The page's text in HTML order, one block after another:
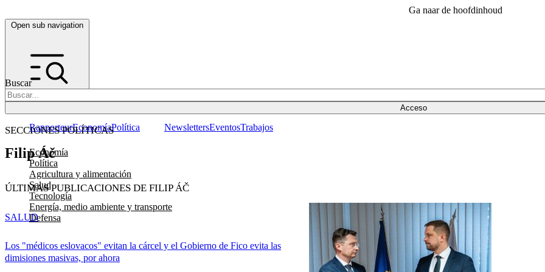
Ga naar de hoofdinhoud
Open sub navigation
Buscar
Acceso
SECCIONES POLÍTICAS
Economía
Política
Agricultura y alimentación
Salud
Tecnología
Energía, medio ambiente y transporte
Defensa
RapporteurEconomíaPolítica NewslettersEventosTrabajos
Filip Áč
ÚLTIMAS PUBLICACIONES DE FILIP ÁČ
Los "médicos eslovacos" evitan la cárcel y el Gobierno de Fico evita las
dimisiones masivas, por ahora
SALUD